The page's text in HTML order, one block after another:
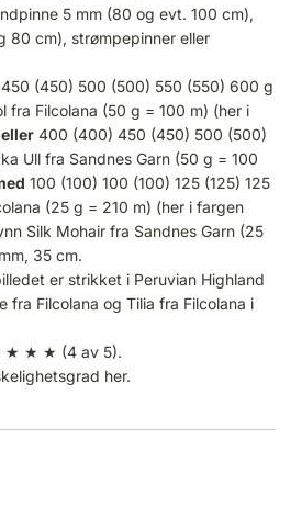
5 mm (80 og evt. 100 cm),
80 cm), strømpepinner eller
(450) 500 (500) 550 (550) 600 g
fra Filcolana (50 g = 100 m) (her i
eller 400 (400) 450 (450) 500 (500)
Ull fra Sandnes Garn (50 g = 100
100 (100) 100 (100) 125 (125) 125
(25 g = 210 m) (her i fargen
Silk Mohair fra Sandnes Garn (25
35 cm.
er strikket i Peruvian Highland
fra Filcolana og Tilia fra Filcolana i
★ ★ ★ (4 av 5).
her.